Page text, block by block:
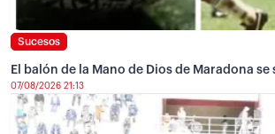
Sucesos
El balón de la Mano de Dios de Maradona se
07/08/2026 21:13